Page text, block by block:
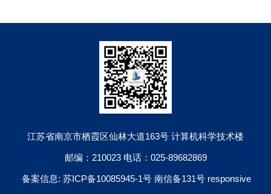
江苏省南京市栖霞区仙林大道163号 计算机科学技术楼
邮编：210023 电话：025-89682869
备案信息: 苏ICP备10085945-1号 南信备131号 responsive